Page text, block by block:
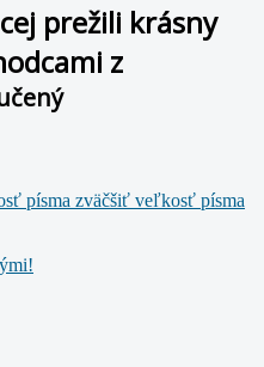
prežili krásny
z
písma zväčšiť veľkosť písma